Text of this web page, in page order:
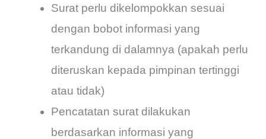
Surat perlu dikelompokkan sesuai
dengan bobot informasi yang
terkandung di dalamnya (apakah perlu
diteruskan kepada pimpinan tertinggi
atau tidak)
Pencatatan surat dilakukan
berdasarkan informasi yang